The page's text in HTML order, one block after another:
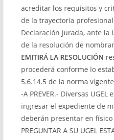
acreditar los requisitos y
de la trayectoria
Declaración Jurada, ante la
de la resolución de
EMITIRÁ LA RESOLUCIÓN
procederá conforme lo
5.6.14.5 de la norma
-A PREVER.- Diversas
ingresar el expediente de
deberán presentar en físico
PREGUNTAR A SU UGEL